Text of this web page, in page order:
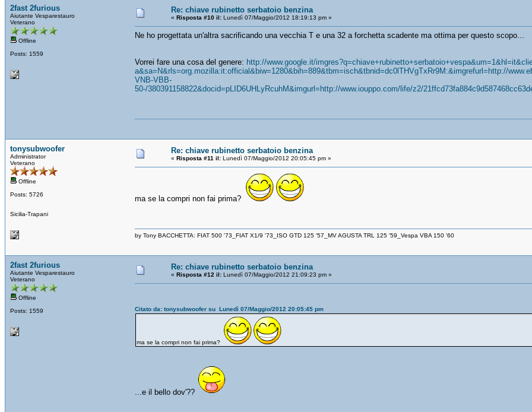
2fast 2furious
Aiutante Vesparestauro
Veterano
Offline
Posts: 1559
Re: chiave rubinetto serbatoio benzina
« Risposta #10 il: Lunedì 07/Maggio/2012 18:19:13 pm »
Ne ho progettata un'altra sacrificando una vecchia T e una 32 a forchetta scadente ma ottima per questo scopo...
Vorrei fare una cosa del genere: http://www.google.it/
a&sa=N&rls=org.mozilla:it:official&biw=1280&bih=889&tbm=isch&tbnid=dc0lTHVgTxRr9M:&imgrefurl=http://
VNB-VBB-
50-/380391158822&docid=pLID6UHLyRcuhM&imgurl=http://www.iouppo.com/life/z2/
tonysubwoofer
Administrator
Veterano
Offline
Posts: 5726
Sicilia-Trapani
Re: chiave rubinetto serbatoio benzina
« Risposta #11 il: Lunedì 07/Maggio/2012 20:05:45 pm »
ma se la compri non fai prima?
by Tony BACCHETTA: FIAT 500 '73_FIAT X1/9 '73_ISO GTD 125 '57_MV AGUSTA TRL 125 '59_Vespa VBA 150 '60
2fast 2furious
Aiutante Vesparestauro
Veterano
Offline
Posts: 1559
Re: chiave rubinetto serbatoio benzina
« Risposta #12 il: Lunedì 07/Maggio/2012 21:09:23 pm »
Citato da: tonysubwoofer su Lunedì 07/Maggio/2012 20:05:45 pm
ma se la compri non fai prima?
...e il bello dov'??